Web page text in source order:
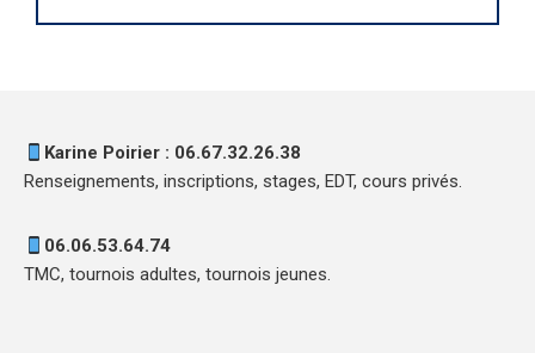
Karine Poirier : 06.67.32.26.38
Renseignements, inscriptions, stages, EDT, cours privés.
06.06.53.64.74
TMC, tournois adultes, tournois jeunes.